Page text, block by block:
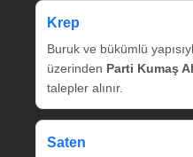
Krep
Buruk ve bükümlü
üzerinden Parti Kumaş
talepler alınır.
Saten